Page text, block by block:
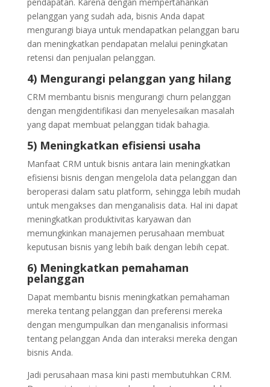
pelanggan yang sudah ada, bisnis Anda dapat
mengurangi biaya untuk mendapatkan pelanggan baru
dan meningkatkan pendapatan melalui peningkatan
retensi dan penjualan pelanggan.
4) Mengurangi pelanggan yang hilang
CRM membantu bisnis mengurangi churn pelanggan
dengan mengidentifikasi dan menyelesaikan masalah
yang dapat membuat pelanggan tidak bahagia.
5) Meningkatkan efisiensi usaha
Manfaat CRM untuk bisnis antara lain meningkatkan
efisiensi bisnis dengan mengelola data pelanggan dan
beroperasi dalam satu platform, sehingga lebih mudah
untuk mengakses dan menganalisis data. Hal ini dapat
meningkatkan produktivitas karyawan dan
memungkinkan manajemen perusahaan membuat
keputusan bisnis yang lebih baik dengan lebih cepat.
6) Meningkatkan pemahaman
pelanggan
Dapat membantu bisnis meningkatkan pemahaman
mereka tentang pelanggan dan preferensi mereka
dengan mengumpulkan dan menganalisis informasi
tentang pelanggan Anda dan interaksi mereka dengan
bisnis Anda.
Jadi perusahaan masa kini pasti membutuhkan CRM.